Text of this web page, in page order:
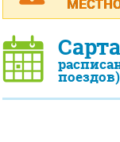
поездов)